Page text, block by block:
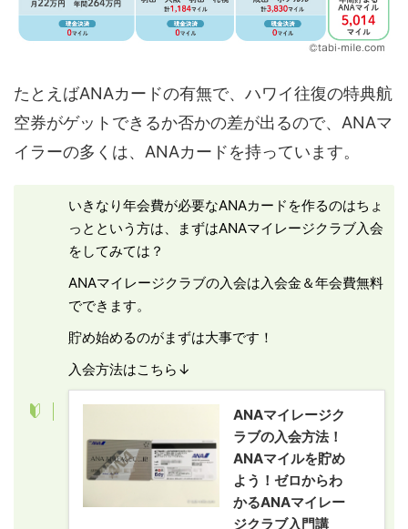
たとえばANAカードの有無で、ハワイ往復の特典航
空券がゲットできるか否かの差が出るので、ANAマ
イラーの多くは、ANAカードを持っています。
いきなり年会費が必要なANAカードを作るのはちょ
っとという方は、まずはANAマイレージクラブ入会
をしてみては？
ANAマイレージクラブの入会は入会金＆年会費無料
でできます。
貯め始めるのがまずは大事です！
入会方法はこちら↓
ANAマイレージク
ラブの入会方法！
ANAマイルを貯め
よう！ゼロからわ
かるANAマイレー
ジクラブ入門講